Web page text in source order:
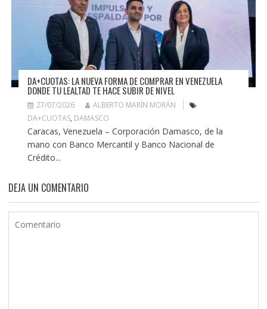
DA+CUOTAS: LA NUEVA FORMA DE COMPRAR EN VENEZUELA
DONDE TU LEALTAD TE HACE SUBIR DE NIVEL
27/07/2026
ALBERTO MARÍN MORÁN
DA+CUOTAS, DAMASCO
Caracas, Venezuela – Corporación Damasco, de la
mano con Banco Mercantil y Banco Nacional de
Crédito...
DEJA UN COMENTARIO